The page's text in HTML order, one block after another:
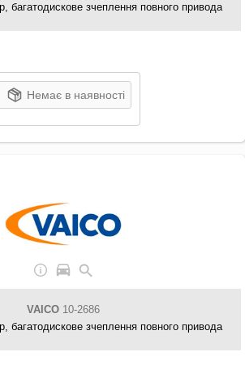
багатодискове зчеплення повного привода
Немає в наявності
VAICO 10-2686
багатодискове зчеплення повного привода